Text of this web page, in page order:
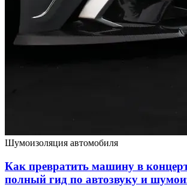
Шумоизоляция автомобиля
Как превратить машину в
полный гид по автозвуку и